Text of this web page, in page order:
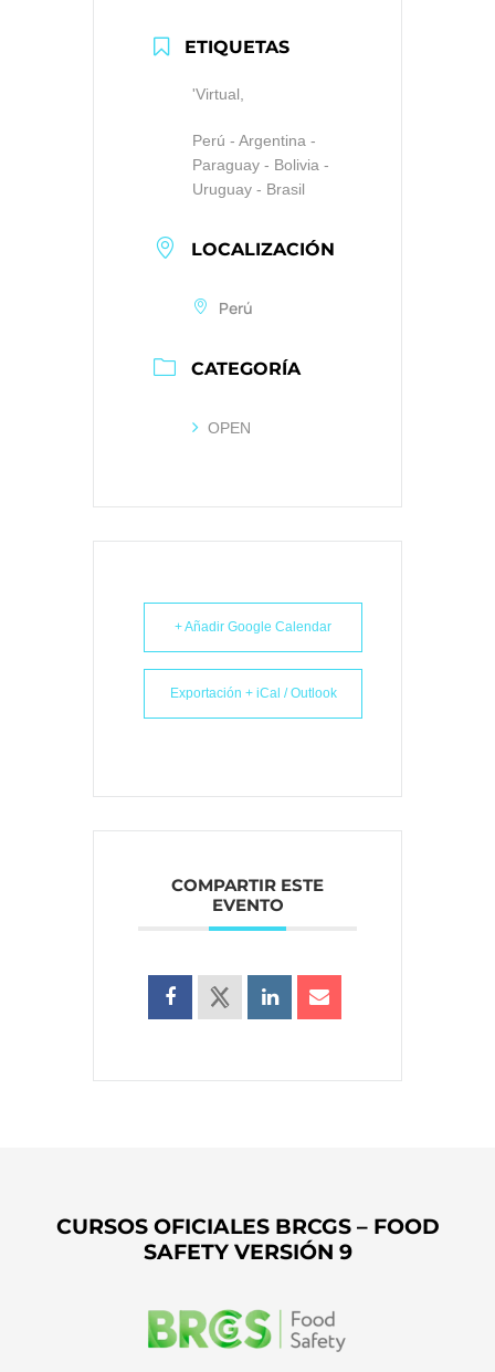
ETIQUETAS
'Virtual,
Perú - Argentina -
Paraguay - Bolivia -
Uruguay - Brasil
LOCALIZACIÓN
Perú
CATEGORÍA
OPEN
+ Añadir Google Calendar
Exportación + iCal / Outlook
COMPARTIR ESTE
EVENTO
CURSOS OFICIALES BRCGS – FOOD
SAFETY VERSIÓN 9